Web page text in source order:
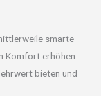
smarte
Komfort erhöhen.
bieten und